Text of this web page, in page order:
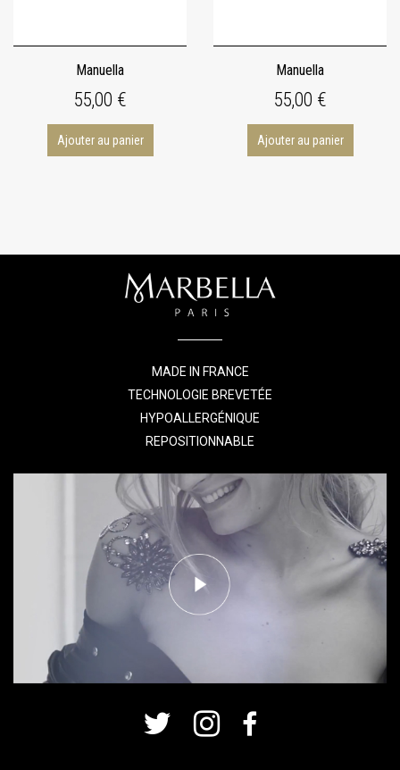
Manuella
55,00 €
Ajouter au panier
Manuella
55,00 €
Ajouter au panier
MADE IN FRANCE
TECHNOLOGIE BREVETÉE
HYPOALLERGÉNIQUE
REPOSITIONNABLE